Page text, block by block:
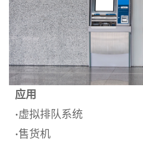
应用
·虚拟排队系统
·售货机